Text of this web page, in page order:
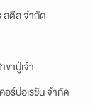
สตีล จำกัด
ขาปู่เจ้า
ร์ปอเรชัน จำกัด